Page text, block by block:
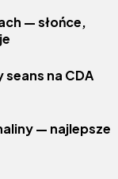
— słońce,
na CDA
— najlepsze